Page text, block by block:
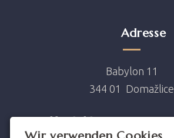
Adresse
Babylon 11
344 01 Domažlice
Kontakt